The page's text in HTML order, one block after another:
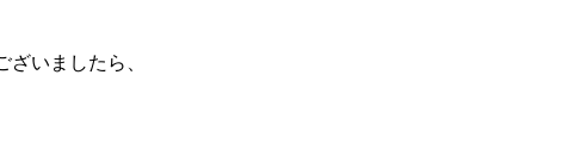
いましたら、